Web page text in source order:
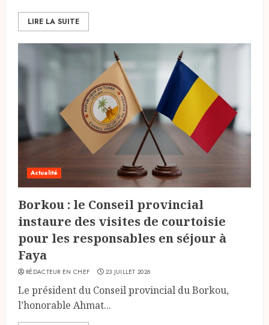
LIRE LA SUITE
Actualité
Borkou : le Conseil provincial
instaure des visites de courtoisie
pour les responsables en séjour à
Faya
RÉDACTEUR EN CHEF 23 JUILLET 2026
Le président du Conseil provincial du Borkou,
l’honorable Ahmat...